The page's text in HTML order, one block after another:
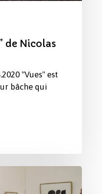
de Nicolas
"Vues" est
bâche qui